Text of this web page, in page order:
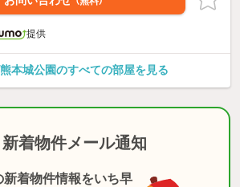
提供
本城公園のすべての部屋を見る
新着物件メール通知
着物件情報をいち早